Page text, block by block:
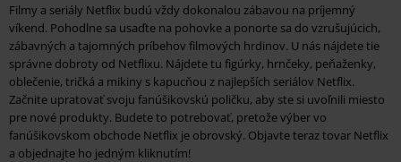
Filmy a seriály Netflix budú vždy dokonalou zábavou na príjemný
víkend. Pohodlne sa usaďte na pohovke a ponorte sa do vzrušujúcich,
zábavných a tajomných príbehov filmových hrdinov. U nás nájdete tie
správne dobroty od Netflixu. Nájdete tu figúrky, hrnčeky, peňaženky,
oblečenie, tričká a mikiny s kapucňou z najlepších seriálov Netflix.
Začnite upratovať svoju fanúšikovskú poličku, aby ste si uvoľnili miesto
pre nové produkty. Budete to potrebovať, pretože výber vo
fanúšikovskom obchode Netflix je obrovský. Objavte teraz tovar Netflix
a objednajte ho jedným kliknutím!